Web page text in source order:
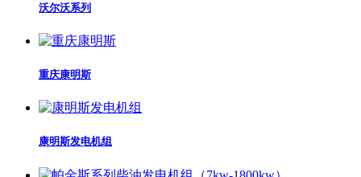
沃尔沃系列
重庆康明斯
康明斯发电机组